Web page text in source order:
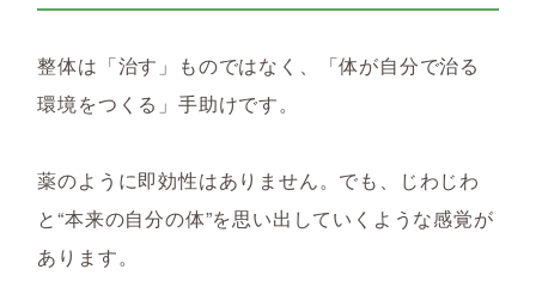
整体は「治す」ものではなく、「体が自分で治る
環境をつくる」手助けです。
薬のように即効性はありません。でも、じわじわ
と“本来の自分の体”を思い出していくような感覚が
あります。